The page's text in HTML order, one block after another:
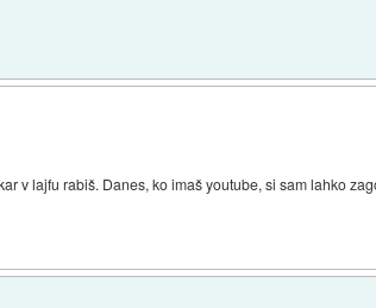
v lajfu rabiš. Danes, ko imaš youtube, si sam lahko